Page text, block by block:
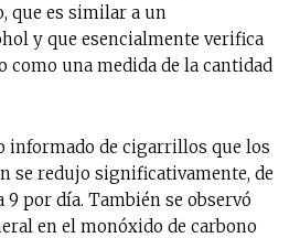
que es similar a un
y que esencialmente verifica
como una medida de la cantidad
informado de cigarrillos que los
se redujo significativamente, de
9 por día. También se observó
en el monóxido de carbono